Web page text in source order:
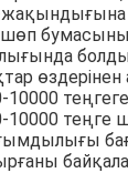
өздерінен
10000 теңге